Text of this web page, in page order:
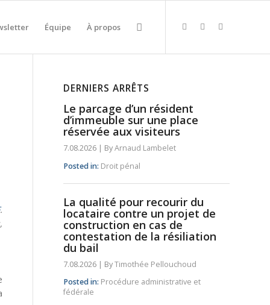
Équipe À propos
.
DERNIERS ARRÊTS
Le parcage d’un résident
d’immeuble sur une place
réservée aux visiteurs
7.08.2026 | ByArnaud Lambelet
Posted in: Droit pénal
La qualité pour recourir du
locataire contre un projet de
construction en cas de
contestation de la résiliation
du bail
7.08.2026 | ByTimothée Pellouchoud
Posted in: Procédure administrative et
fédérale